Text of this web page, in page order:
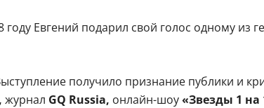
Евгений подарил свой голос одному из
получило признание публики и
журнал GQ Russia, онлайн-шоу«Звезды 1 на